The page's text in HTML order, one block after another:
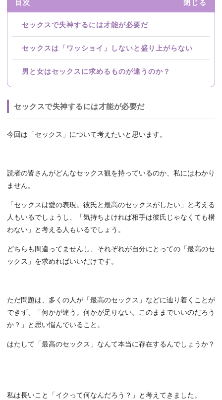
目次 閉じる
セックスで失神するには才能が必要だ
セックスは「ワッショイ」しないと盛り上がらない
男と女はセックスに求めるものが違うのか？
セックスで失神するには才能が必要だ
今回は「セックス」について考えたいと思います。
読者の皆さんがどんなセックス観を持っているのか、私にはわかり
ません。
「セックスは愛の表現。彼氏と最高のセックスがしたい」と考える
人もいるでしょうし、「気持ちよければ相手は彼氏じゃなくても構
わない」と考える人もいるでしょう。
どちらも間違ってませんし、それぞれが自分にとっての「最高のセ
ックス」を求めればいいだけです。
ただ問題は、多くの人が「最高のセックス」などに辿り着くことが
できず、「何かが違う。何かが足りない。このままでいいのだろう
か？」と思い悩んでいること。
はたして「最高のセックス」なんて本当に存在するんでしょうか？
私は長いこと「イクって何なんだろう？」と考えてきました。